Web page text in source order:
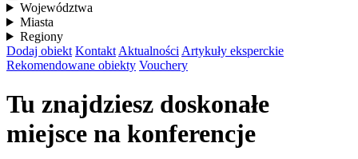
Województwa
Miasta
Regiony
Dodaj obiekt Kontakt Aktualności Artykuły eksperckie
Rekomendowane obiekty Vouchery
Tu znajdziesz doskonałe
miejsce na konferencje